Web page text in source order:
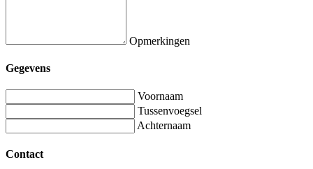
Opmerkingen
Gegevens
Voornaam
Tussenvoegsel
Achternaam
Contact